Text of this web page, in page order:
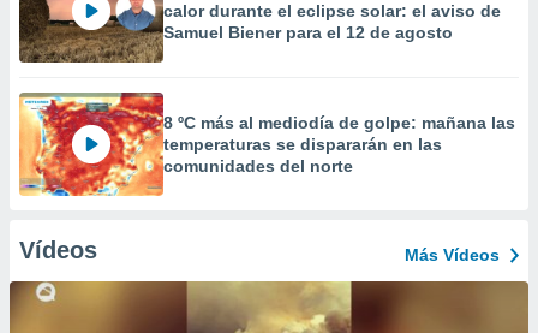
calor durante el eclipse solar: el aviso de
Samuel Biener para el 12 de agosto
8 ºC más al mediodía de golpe: mañana las
temperaturas se dispararán en las
comunidades del norte
Vídeos Más Vídeos